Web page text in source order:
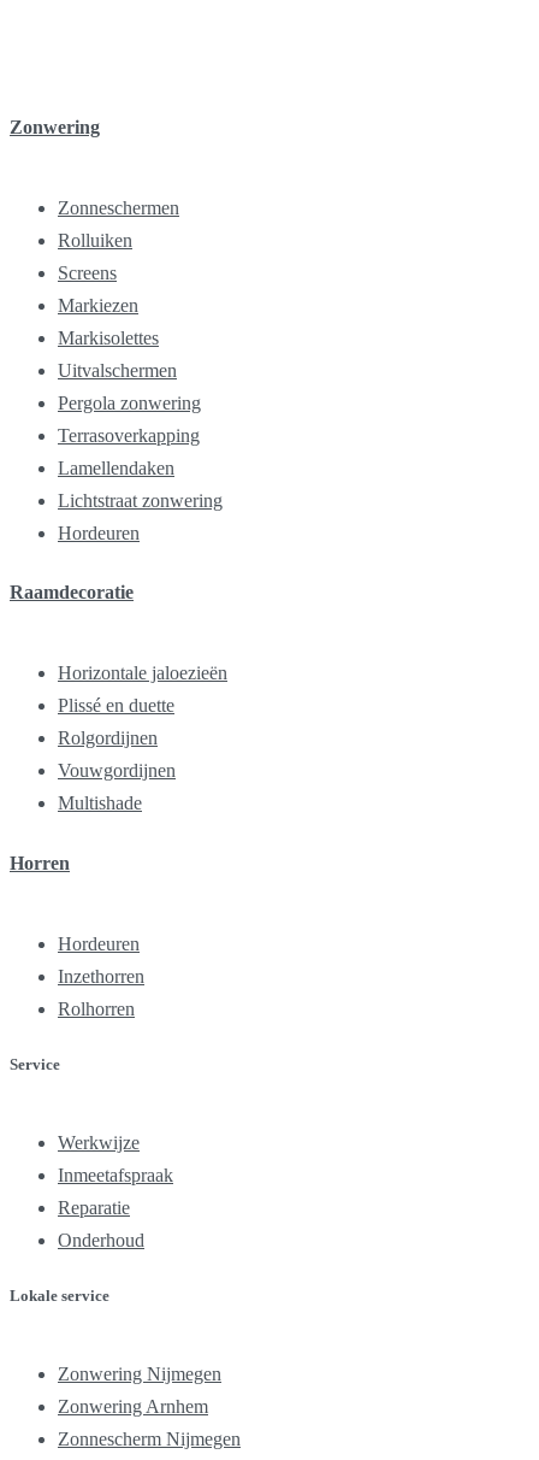
Zonwering
Zonneschermen
Rolluiken
Screens
Markiezen
Markisolettes
Uitvalschermen
Pergola zonwering
Terrasoverkapping
Lamellendaken
Lichtstraat zonwering
Hordeuren
Raamdecoratie
Horizontale jaloezieën
Plissé en duette
Rolgordijnen
Vouwgordijnen
Multishade
Horren
Hordeuren
Inzethorren
Rolhorren
Service
Werkwijze
Inmeetafspraak
Reparatie
Onderhoud
Lokale service
Zonwering Nijmegen
Zonwering Arnhem
Zonnescherm Nijmegen